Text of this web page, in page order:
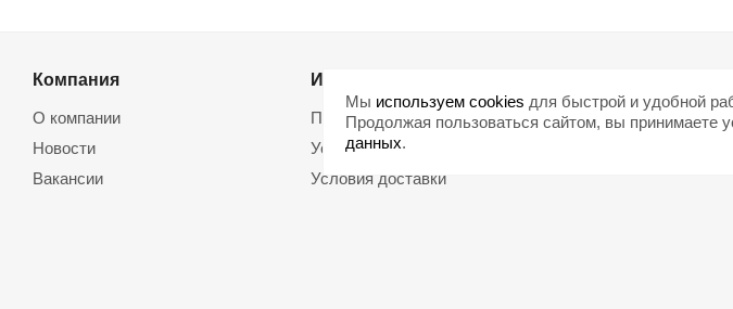
Компания
О компании
Новости
Вакансии
Информация
Помощь
Условия оплаты
Условия доставки
Блог
Мы используем cookies для быстрой и удобной
Продолжая пользоваться сайтом, вы принимаете
данных.